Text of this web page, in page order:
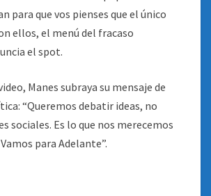
para que vos pienses que el único
ellos, el menú del fracaso
el spot.
Manes subraya su mensaje de
“Queremos debatir ideas, no
sociales. Es lo que nos merecemos
para Adelante”.